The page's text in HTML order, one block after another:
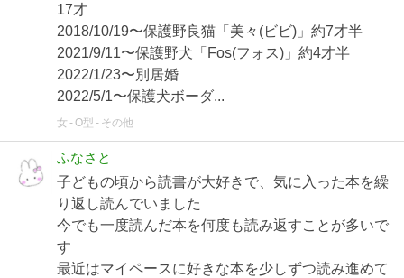
17才
2018/10/19〜保護野良猫「美々(ビビ)」約7才半
2021/9/11〜保護野犬「Fos(フォス)」約4才半
2022/1/23〜別居婚
2022/5/1〜保護犬ボーダ...
女 O型 その他
ふなさと
子どもの頃から読書が大好きで、気に入った本を繰
り返し読んでいました
今でも一度読んだ本を何度も読み返すことが多いで
す
最近はマイペースに好きな本を少しずつ読み進めて